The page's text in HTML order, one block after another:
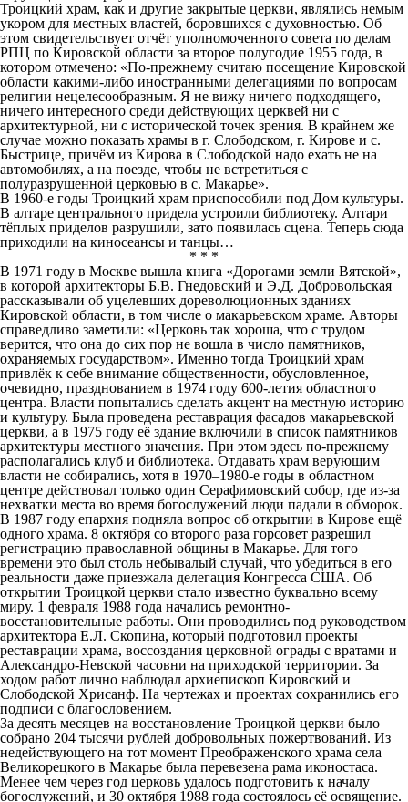
Троицкий храм, как и другие закрытые церкви, являлись немым
укором для местных властей, боровшихся с духовностью. Об
этом свидетельствует отчёт уполномоченного совета по делам
РПЦ по Кировской области за второе полугодие 1955 года, в
котором отмечено: «По-прежнему считаю посещение Кировской
области какими-либо иностранными делегациями по вопросам
религии нецелесообразным. Я не вижу ничего подходящего,
ничего интересного среди действующих церквей ни с
архитектурной, ни с исторической точек зрения. В крайнем же
случае можно показать храмы в г. Слободском, г. Кирове и с.
Быстрице, причём из Кирова в Слободской надо ехать не на
автомобилях, а на поезде, чтобы не встретиться с
полуразрушенной церковью в с. Макарье».
В 1960-е годы Троицкий храм приспособили под Дом культуры.
В алтаре центрального придела устроили библиотеку. Алтари
тёплых приделов разрушили, зато появилась сцена. Теперь сюда
приходили на киносеансы и танцы…
* * *
В 1971 году в Москве вышла книга «Дорогами земли Вятской»,
в которой архитекторы Б.В. Гнедовский и Э.Д. Добровольская
рассказывали об уцелевших дореволюционных зданиях
Кировской области, в том числе о макарьевском храме. Авторы
справедливо заметили: «Церковь так хороша, что с трудом
верится, что она до сих пор не вошла в число памятников,
охраняемых государством». Именно тогда Троицкий храм
привлёк к себе внимание общественности, обусловленное,
очевидно, празднованием в 1974 году 600-летия областного
центра. Власти попытались сделать акцент на местную историю
и культуру. Была проведена реставрация фасадов макарьевской
церкви, а в 1975 году её здание включили в список памятников
архитектуры местного значения. При этом здесь по-прежнему
располагались клуб и библиотека. Отдавать храм верующим
власти не собирались, хотя в 1970–1980-е годы в областном
центре действовал только один Серафимовский собор, где из-за
нехватки места во время богослужений люди падали в обморок.
В 1987 году епархия подняла вопрос об открытии в Кирове ещё
одного храма. 8 октября со второго раза горсовет разрешил
регистрацию православной общины в Макарье. Для того
времени это был столь небывалый случай, что убедиться в его
реальности даже приезжала делегация Конгресса США. Об
открытии Троицкой церкви стало известно буквально всему
миру. 1 февраля 1988 года начались ремонтно-
восстановительные работы. Они проводились под руководством
архитектора Е.Л. Скопина, который подготовил проекты
реставрации храма, воссоздания церковной ограды с вратами и
Александро-Невской часовни на приходской территории. За
ходом работ лично наблюдал архиепископ Кировский и
Слободской Хрисанф. На чертежах и проектах сохранились его
подписи с благословением.
За десять месяцев на восстановление Троицкой церкви было
собрано 204 тысячи рублей добровольных пожертвований. Из
недействующего на тот момент Преображенского храма села
Великорецкого в Макарье была перевезена рама иконостаса.
Менее чем через год церковь удалось подготовить к началу
богослужений, и 30 октября 1988 года состоялось её освящение.